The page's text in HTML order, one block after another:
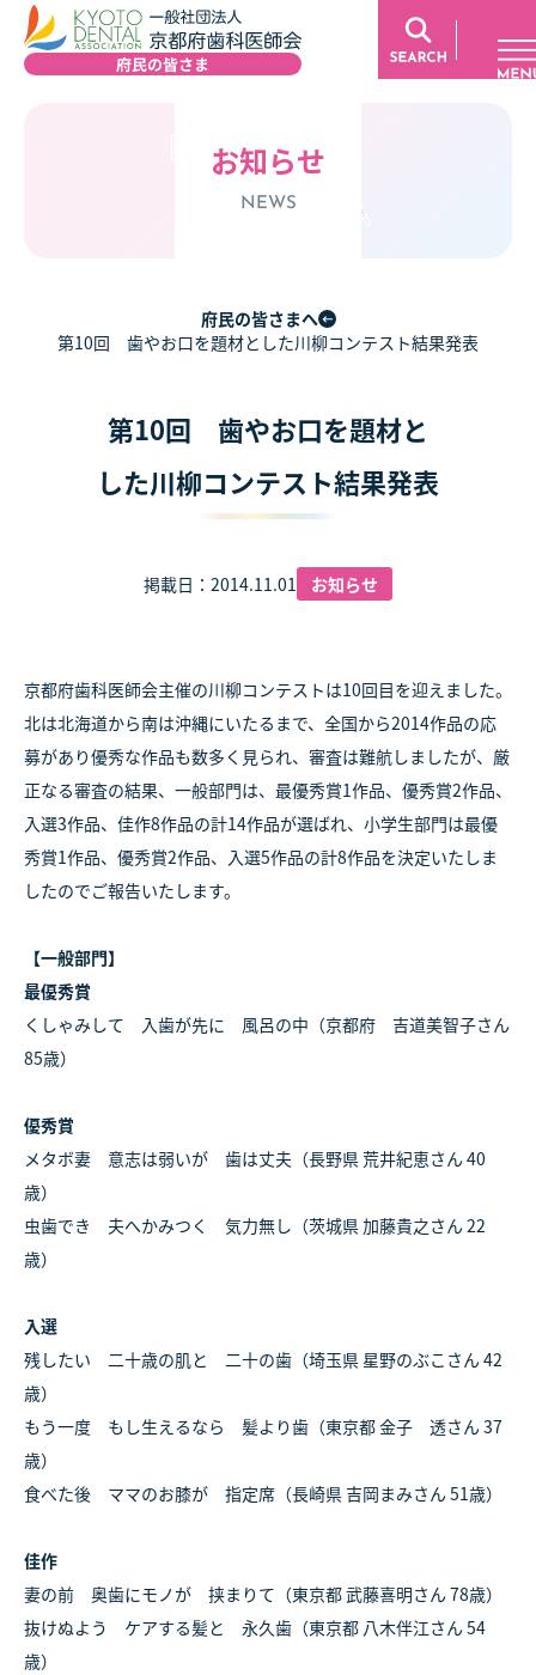
お知らせ
NEWS
府民の皆さまへ
第10回 歯やお口を題材とした川柳コンテスト結果発表
第10回 歯やお口を題材と
した川柳コンテスト結果発表
掲載日：2014.11.01 お知らせ
京都府歯科医師会主催の川柳コンテストは10回目を迎えました。
北は北海道から南は沖縄にいたるまで、全国から2014作品の応
募があり優秀な作品も数多く見られ、審査は難航しましたが、厳
正なる審査の結果、一般部門は、最優秀賞1作品、優秀賞2作品、
入選3作品、佳作8作品の計14作品が選ばれ、小学生部門は最優
秀賞1作品、優秀賞2作品、入選5作品の計8作品を決定いたしま
したのでご報告いたします。
【一般部門】
最優秀賞
くしゃみして 入歯が先に 風呂の中（京都府 吉道美智子さん
85歳）
優秀賞
メタボ妻 意志は弱いが 歯は丈夫（長野県 荒井紀恵さん 40
歳）
虫歯でき 夫へかみつく 気力無し（茨城県 加藤貴之さん 22
歳）
入選
残したい 二十歳の肌と 二十の歯（埼玉県 星野のぶこさん 42
歳）
もう一度 もし生えるなら 髪より歯（東京都 金子 透さん 37
歳）
食べた後 ママのお膝が 指定席（長崎県 吉岡まみさん 51歳）
佳作
妻の前 奥歯にモノが 挟まりて（東京都 武藤喜明さん 78歳）
抜けぬよう ケアする髪と 永久歯（東京都 八木伴江さん 54
歳）